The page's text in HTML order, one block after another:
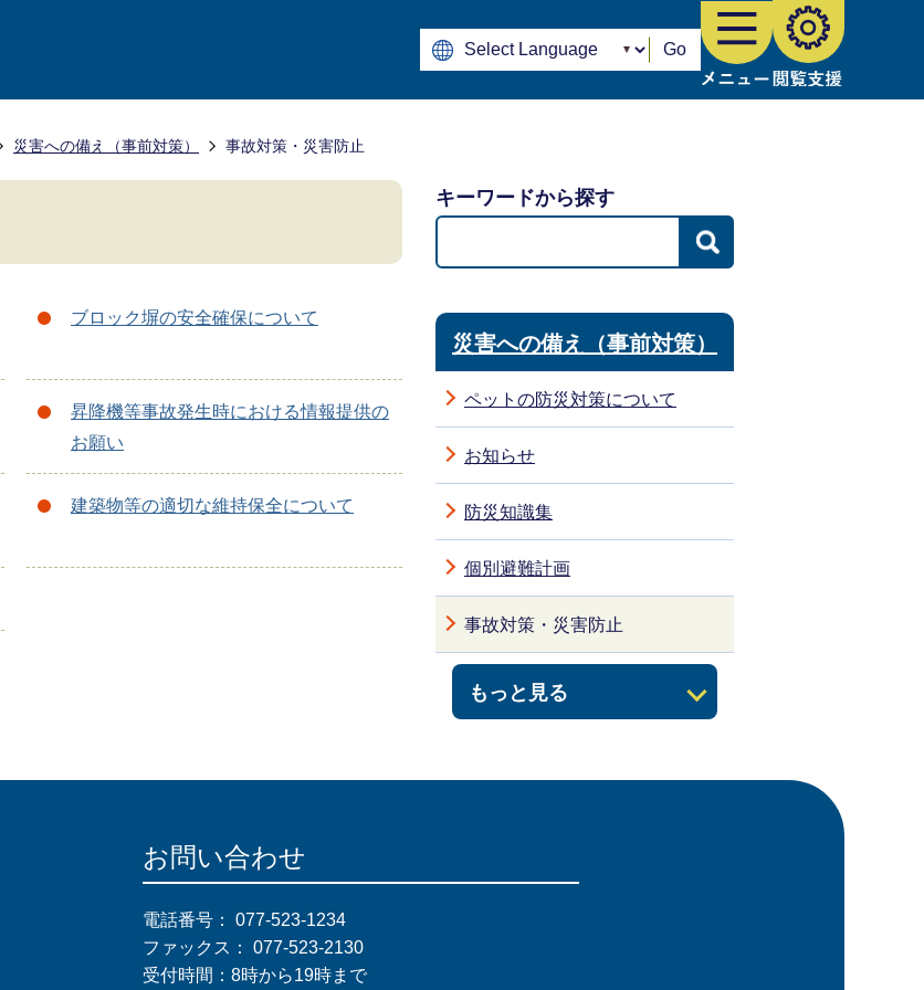
Go
災害への備え（事前対策） 事故対策・災害防止
ブロック塀の安全確保について
昇降機等事故発生時における情報提供の
お願い
建築物等の適切な維持保全について
キーワードから探す
災害への備え（事前対策）
ペットの防災対策について
お知らせ
防災知識集
もっと見る
個別避難計画
事故対策・災害防止
お問い合わせ
電話番号： 077-523-1234
ファックス： 077-523-2130
受付時間：8時から19時まで